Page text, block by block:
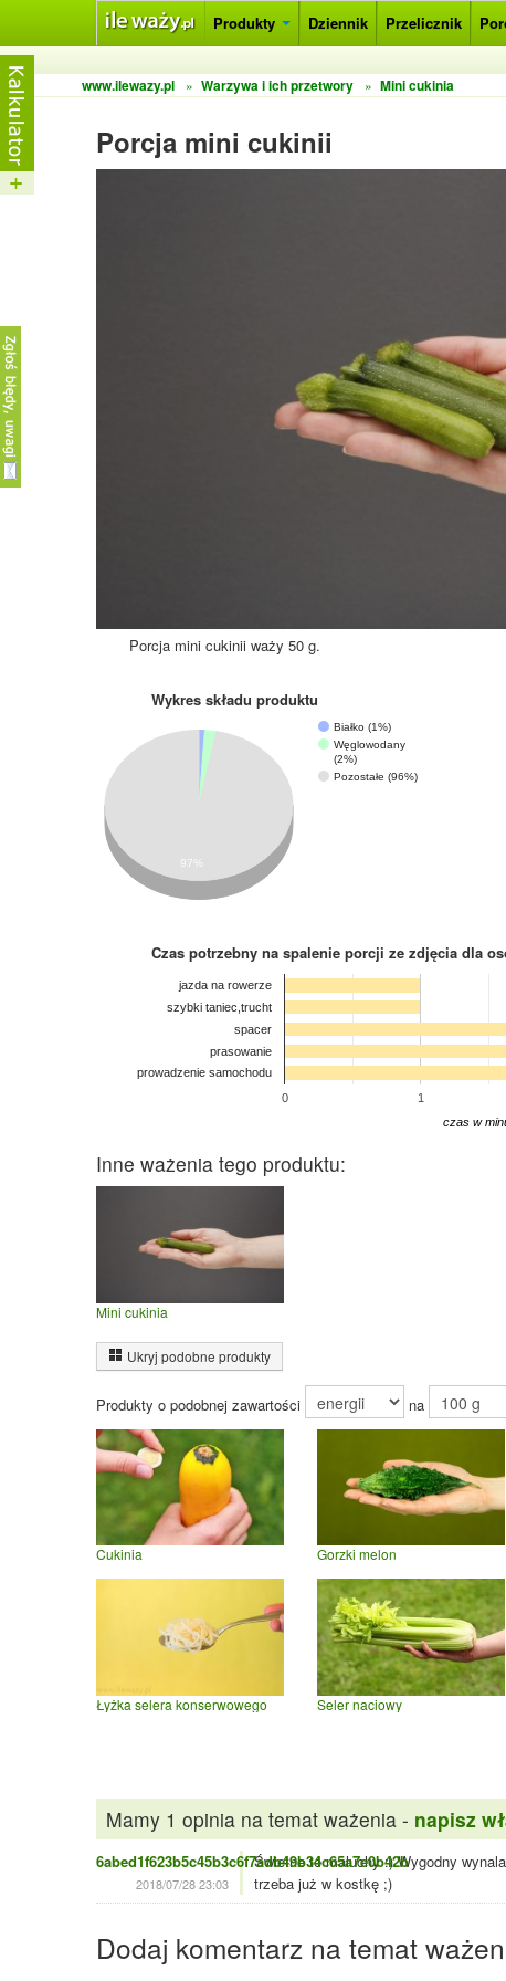
Produkty Dziennik Przelicznik
www.ilewazy.pl
» Warzywa i ich przetwory » Mini cukinia
Porcja mini cukinii
Porcja mini cukinii waży 50 g.
Wykres składu produktu
Białko (1%)
Węglowodany
(2%)
Pozostałe (96%)
97%
Czas potrzebny na spalenie porcji ze zdjęcia dla
0 1
jazda na rowerze
szybki taniec,trucht
spacer
prasowanie
prowadzenie samochodu
czas w
Inne ważenia tego produktu:
Mini cukinia
Ukryj podobne produkty
Produkty o podobnej zawartości na
Cukinia Gorzki melon
Łyżka selera konserwowego Seler naciowy
Mamy 1 opinia na temat ważenia - napisz
6abed1f623b5c45b3c6f7adb49b34c65a7e0b42b
2018/07/28 23:03
Świetne te maluchy :) Wygodny
trzeba już w kostkę ;)
Dodaj komentarz na temat